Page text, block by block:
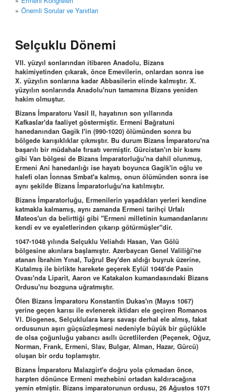
Önemli Sorular ve Yanıtları
Selçuklu Dönemi
VII. yüzyıl sonlarından itibaren Anadolu, Bizans
hakimiyetinden çıkarak, önce Emevilerin, onlardan sonra ise
X. yüzyılın sonlarına kadar Abbasilerin elinde kalmıştır. X.
yüzyılın sonlarında Anadolu'nun tamamına Bizans yeniden
hakim olmuştur.
Bizans İmparatoru Vasil II, hayatının son yıllarında
Kafkaslar'da faaliyet göstermiştir. Ermeni Bağratuni
hanedanından Gagik I'in (990-1020) ölümünden sonra bu
bölgede karışıklıklar çıkmıştır. Bu durum Bizans İmparatoru'na
başarılı bir müdahale fırsatı vermiştir. Gürcistan'ın bir kısmı
gibi Van bölgesi de Bizans İmparatorluğu'na dahil olunmuş,
Ermeni Ani hanedanlığı ise hayatı boyunca Gagik'in oğlu ve
halefi olan İonnas Smbat'a kalmış, onun ölümünden sonra ise
aynı şekilde Bizans İmparatorluğu'na katılmıştır.
Bizans İmparatorluğu, Ermenilerin yaşadıkları yerleri kendine
katmakla kalmamış, aynı zamanda Ermeni tarihçi Urfalı
Mateos'un da belirttiği gibi "Ermeni milletinin kumandanlarını
kendi ev ve eyaletlerinden çıkarıp götürmüşler"dir.
1047-1048 yılında Selçuklu Veliahdı Hasan, Van Gölü
bölgesine akınlara başlamıştır. Azerbaycan Genel Valiliği'ne
atanan İbrahim Yınal, Tuğrul Bey'den aldığı buyruk üzerine,
Kutalmış ile birlikte harekete geçerek Eylül 1048'de Pasin
Ovası'nda Liparit, Aaron ve Katakalon kumandasındaki Bizans
Ordusu'nu bozguna uğratmıştır.
Ölen Bizans İmparatoru Konstantin Dukas'ın (Mayıs 1067)
yerine geçen karısı ile evlenerek iktidarı ele geçiren Romanos
VI. Diogenes, Selçuklulara karşı savaşı derhal ele almış, fakat
ordusunun aşırı güçsüzleşmesi nedeniyle büyük bir güçlükle
de olsa çoğunluğu yabancı asıllı ücretlilerden (Peçenek, Oğuz,
Norman, Frank, Ermeni, Slav, Bulgar, Alman, Hazar, Gürcü)
oluşan bir ordu toplamıştır.
Bizans İmparatoru Malazgirt'e doğru yola çıkmadan önce,
harpten dönünce Ermeni mezhebini ortadan kaldıracağına
yemin etmiştir. Bizans imparatorunun ordusu, 26 Ağustos 1071